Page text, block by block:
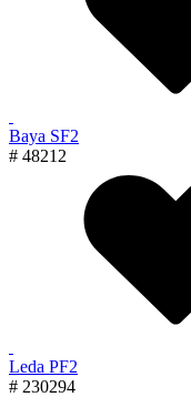
Baya SF2
# 48212
Leda PF2
# 230294